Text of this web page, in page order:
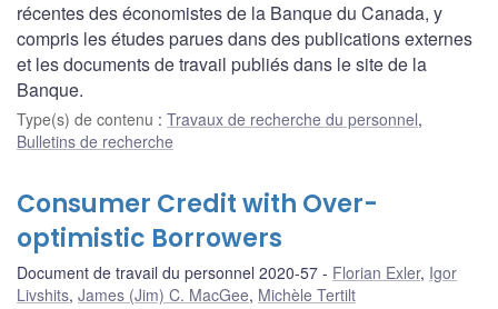
récentes des économistes de la Banque du Canada, y
compris les études parues dans des publications externes
et les documents de travail publiés dans le site de la
Banque.
Type(s) de contenu : Travaux de recherche du personnel,
Bulletins de recherche
Consumer Credit with Over-
optimistic Borrowers
Document de travail du personnel 2020-57 Florian Exler, Igor
Livshits, James (Jim) C. MacGee, Michèle Tertilt